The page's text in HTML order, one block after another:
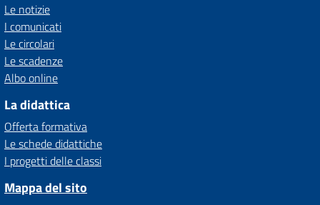
Le notizie
I comunicati
Le circolari
Le scadenze
Albo online
La didattica
Offerta formativa
Le schede didattiche
I progetti delle classi
Mappa del sito